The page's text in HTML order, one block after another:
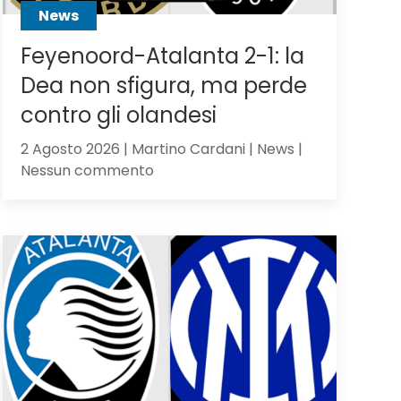
News
Feyenoord-Atalanta 2-1: la
Dea non sfigura, ma perde
contro gli olandesi
2 Agosto 2026 | Martino Cardani | News |
Nessun commentosu
2-
Dea
non
sfigura,
ma
perde